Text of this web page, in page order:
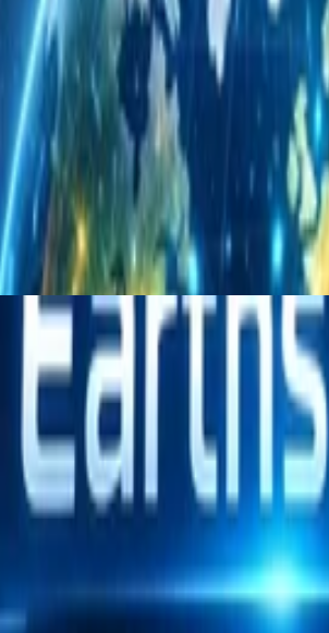
和再分析数据进行可视化展示。v1.0